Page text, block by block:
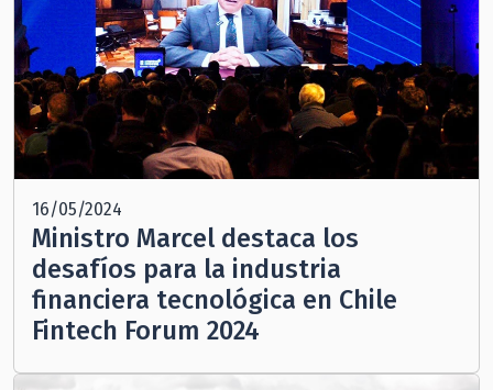
16/05/2024
Ministro Marcel destaca los
desafíos para la industria
financiera tecnológica en Chile
Fintech Forum 2024